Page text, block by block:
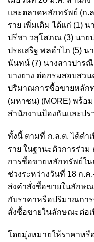
และตลาดหลักทรัพย์ (ก.
ราย เพิ่มเติม ได้แก่ (1)
ปรีชา วสุโสภณ (3) นาย
ประเสริฐ พลอำไภ (5) น
นันทน์ (7) นางสาวปาร
บางยาง ต่อกรมสอบสว
ปริมาณการซื้อขายหลัก
(มหาชน) (MORE) พร้อ
สำนักงานป้องกันและปร
ทั้งนี้ ตามที่ ก.ล.ต. ได้ดำ
ราย ในฐานะตัวการร่ว
การซื้อขายหลักทรัพย์ใ
ช่วงระหว่างวันที่ 18 ก.
ส่งคำสั่งซื้อขายในลักษณ
กับราคาหรือปริมาณกา
สั่งซื้อขายในลักษณะต่อ
โดยมุ่งหมายให้ราคาห